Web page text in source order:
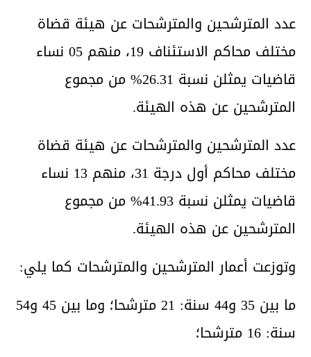
عدد المترشحين والمترشحات عن هيئة قضاة
مختلف محاكم الاستئناف 19، منهم 05 نساء
قاضيات يمثلن نسبة 26.31% من مجموع
المترشحين عن هذه الهيئة.
عدد المترشحين والمترشحات عن هيئة قضاة
مختلف محاكم أول درجة 31، منهم 13 نساء
قاضيات يمثلن نسبة 41.93% من مجموع
المترشحين عن هذه الهيئة.
وتوزعت أعمار المترشحين والمترشحات كما يلي:
ما بين 35 و44 سنة: 21 مترشحا؛ وما بين 45 و54
سنة: 16 مترشحا؛